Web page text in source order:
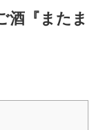
酒『またま
✕はしご酒『またまた